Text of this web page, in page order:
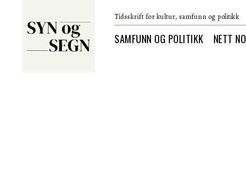
Tidsskrift for kultur, samfunn og politikk
SAMFUNN OG POLITIKK NETT NO